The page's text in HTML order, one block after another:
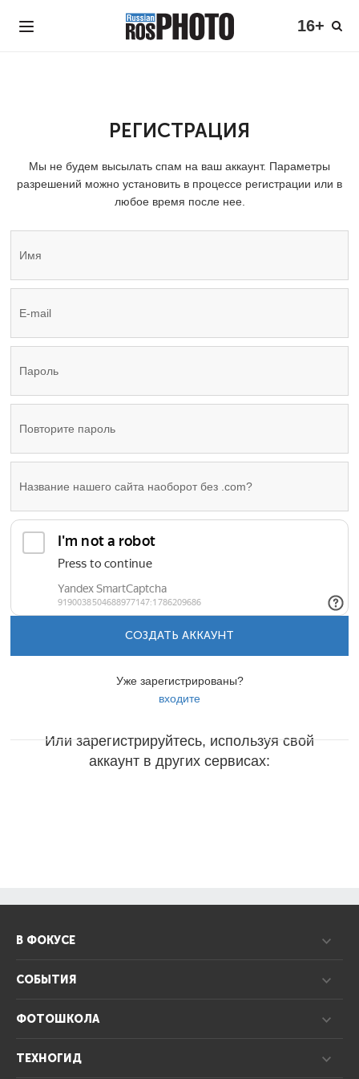
16+
РЕГИСТРАЦИЯ
Мы не будем высылать спам на ваш аккаунт. Параметры
разрешений можно установить в процессе регистрации или в
любое время после нее.
СОЗДАТЬ АККАУНТ
Уже зарегистрированы?
входите
Или зарегистрируйтесь, используя свой
аккаунт в других сервисах:
В ФОКУСЕ
СОБЫТИЯ
ФОТОШКОЛА
ТЕХНОГИД